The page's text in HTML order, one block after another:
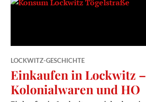
LOCKWITZ-GESCHICHTE
Einkaufen in Lockwitz –
Kolonialwaren und HO